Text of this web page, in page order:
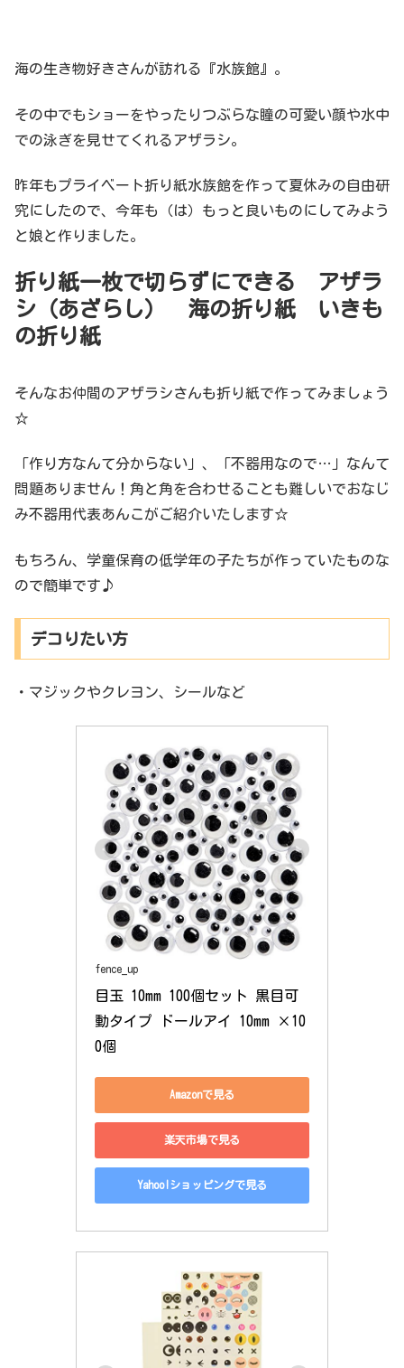
海の生き物好きさんが訪れる『水族館』。
その中でもショーをやったりつぶらな瞳の可愛い顔や水中
での泳ぎを見せてくれるアザラシ。
昨年もプライベート折り紙水族館を作って夏休みの自由研
究にしたので、今年も（は）もっと良いものにしてみよう
と娘と作りました。
折り紙一枚で切らずにできる アザラ
シ（あざらし） 海の折り紙 いきも
の折り紙
そんなお仲間のアザラシさんも折り紙で作ってみましょう
☆
「作り方なんて分からない」、「不器用なので…」なんて
問題ありません！角と角を合わせることも難しいでおなじ
み不器用代表あんこがご紹介いたします☆
もちろん、学童保育の低学年の子たちが作っていたものな
ので簡単です♪
デコりたい方
・マジックやクレヨン、シールなど
fence_up
目玉 10mm 100個セット 黒目可
動タイプ ドールアイ 10mm ×10
0個
Amazonで見る
楽天市場で見る
Yahoo!ショッピングで見る